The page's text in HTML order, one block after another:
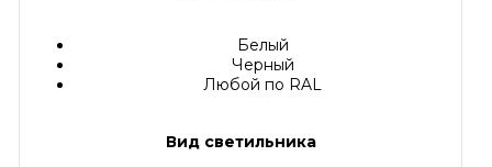
Белый
Черный
Любой по RAL
Вид светильника